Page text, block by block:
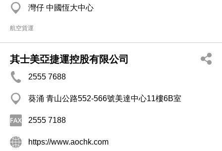
灣仔 中國恆大中心
航空貨運
其士美亞捷運控股有限公司
2555 7688
葵涌 青山公路552-566號美達中心11樓6B室
2555 7188
https://www.aochk.com